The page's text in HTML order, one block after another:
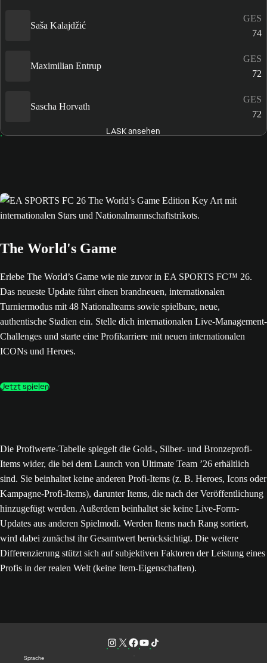
Saša Kalajdžić
GES
74
Maximilian Entrup
GES
72
Sascha Horvath
GES
72
LASK ansehen
The World's Game
Erlebe The World’s Game wie nie zuvor in EA SPORTS FC™ 26.
Das neueste Update führt einen brandneuen, internationalen
Turniermodus mit 48 Nationalteams sowie spielbare, neue,
authentische Stadien ein. Stelle dich internationalen Live-Management-
Challenges und starte eine Profikarriere mit neuen internationalen
ICONs und Heroes.
Jetzt spielen
Die Profiwerte-Tabelle spiegelt die Gold-, Silber- und Bronzeprofi-
Items wider, die bei dem Launch von Ultimate Team ’26 erhältlich
sind. Sie beinhaltet keine anderen Profi-Items (z. B. Heroes, Icons oder
Kampagne-Profi-Items), darunter Items, die nach der Veröffentlichung
hinzugefügt werden. Außerdem beinhaltet sie keine Live-Form-
Updates aus anderen Spielmodi. Werden Items nach Rang sortiert,
wird dabei zunächst ihr Gesamtwert berücksichtigt. Die weitere
Differenzierung stützt sich auf subjektiven Faktoren der Leistung eines
Profis in der realen Welt (keine Item-Eigenschaften).
Sprache